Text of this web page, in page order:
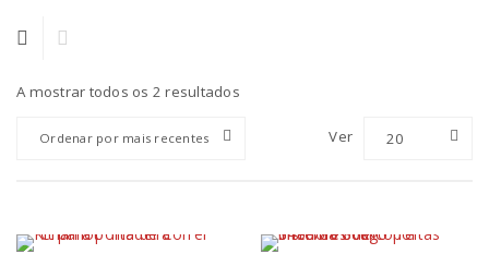
A mostrar todos os 2 resultados
Ordenar por mais recentes Ver 20